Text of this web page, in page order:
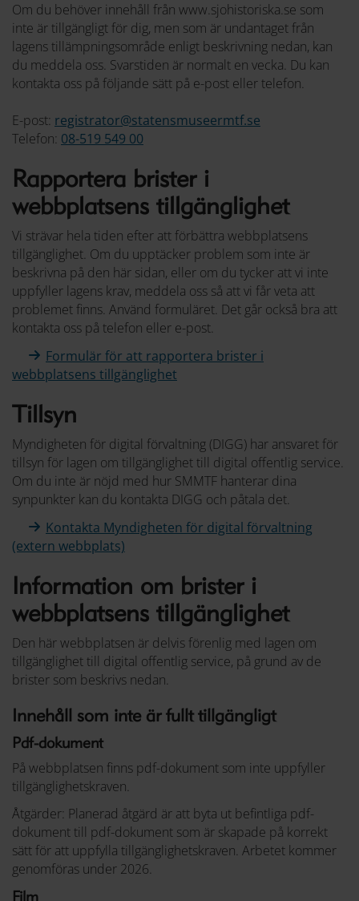
Om du behöver innehåll från www.sjohistoriska.se som
inte är tillgängligt för dig, men som är undantaget från
lagens tillämpningsområde enligt beskrivning nedan, kan
du meddela oss. Svarstiden är normalt en vecka. Du kan
kontakta oss på följande sätt på e-post eller telefon.
E-post: registrator@statensmuseermtf.se
Telefon: 08-519 549 00
Rapportera brister i
webbplatsens tillgänglighet
Vi strävar hela tiden efter att förbättra webbplatsens
tillgänglighet. Om du upptäcker problem som inte är
beskrivna på den här sidan, eller om du tycker att vi inte
uppfyller lagens krav, meddela oss så att vi får veta att
problemet finns. Använd formuläret. Det går också bra att
kontakta oss på telefon eller e-post.
Formulär för att rapportera brister i
webbplatsens tillgänglighet
Tillsyn
Myndigheten för digital förvaltning (DIGG) har ansvaret för
tillsyn för lagen om tillgänglighet till digital offentlig service.
Om du inte är nöjd med hur SMMTF hanterar dina
synpunkter kan du kontakta DIGG och påtala det.
Kontakta Myndigheten för digital förvaltning
(extern webbplats)
Information om brister i
webbplatsens tillgänglighet
Den här webbplatsen är delvis förenlig med lagen om
tillgänglighet till digital offentlig service, på grund av de
brister som beskrivs nedan.
Innehåll som inte är fullt tillgängligt
Pdf-dokument
På webbplatsen finns pdf-dokument som inte uppfyller
tillgänglighetskraven.
Åtgärder: Planerad åtgärd är att byta ut befintliga pdf-
dokument till pdf-dokument som är skapade på korrekt
sätt för att uppfylla tillgänglighetskraven. Arbetet kommer
genomföras under 2026.
Film